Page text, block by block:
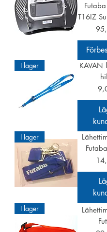
T16IZ
Pris
I lager
KAVAN
I lager
Pris
I lager